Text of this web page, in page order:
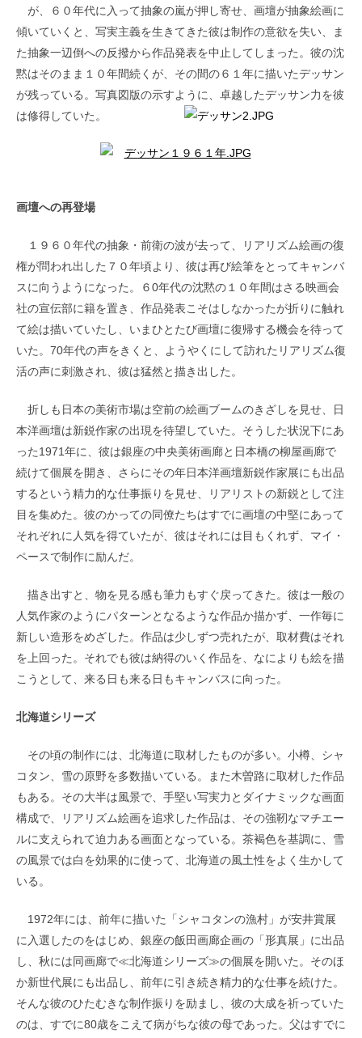
が、６０年代に入って抽象の嵐が押し寄せ、画壇が抽象絵画に
傾いていくと、写実主義を生きてきた彼は制作の意欲を失い、ま
た抽象一辺倒への反撥から作品発表を中止してしまった。彼の沈
黙はそのまま１０年間続くが、その間の６１年に描いたデッサン
が残っている。写真図版の示すように、卓越したデッサン力を彼
は修得していた。
画壇への再登場
１９６０年代の抽象・前衛の波が去って、リアリズム絵画の復
権が問われ出した７０年頃より、彼は再び絵筆をとってキャンバ
スに向うようになった。６0年代の沈黙の１０年間はさる映画会
社の宣伝部に籍を置き、作品発表こそはしなかったが折りに触れ
て絵は描いていたし、いまひとたび画壇に復帰する機会を待って
いた。70年代の声をきくと、ようやくにして訪れたリアリズム復
活の声に刺激され、彼は猛然と描き出した。
折しも日本の美術市場は空前の絵画ブームのきざしを見せ、日
本洋画壇は新鋭作家の出現を待望していた。そうした状況下にあ
った1971年に、彼は銀座の中央美術画廊と日本橋の柳屋画廊で
続けて個展を開き、さらにその年日本洋画壇新鋭作家展にも出品
するという精力的な仕事振りを見せ、リアリストの新鋭として注
目を集めた。彼のかっての同僚たちはすでに画壇の中堅にあって
それぞれに人気を得ていたが、彼はそれには目もくれず、マイ・
ペースで制作に励んだ。
描き出すと、物を見る感も筆力もすぐ戻ってきた。彼は一般の
人気作家のようにパターンとなるような作品か描かず、一作毎に
新しい造形をめざした。作品は少しずつ売れたが、取材費はそれ
を上回った。それでも彼は納得のいく作品を、なによりも絵を描
こうとして、来る日も来る日もキャンバスに向った。
北海道シリーズ
その頃の制作には、北海道に取材したものが多い。小樽、シャ
コタン、雪の原野を多数描いている。また木曽路に取材した作品
もある。その大半は風景で、手堅い写実力とダイナミックな画面
構成で、リアリズム絵画を追求した作品は、その強靭なマチエー
ルに支えられて迫力ある画面となっている。茶褐色を基調に、雪
の風景では白を効果的に使って、北海道の風土性をよく生かして
いる。
1972年には、前年に描いた「シャコタンの漁村」が安井賞展
に入選したのをはじめ、銀座の飯田画廊企画の「形真展」に出品
し、秋には同画廊で≪北海道シリーズ≫の個展を開いた。そのほ
か新世代展にも出品し、前年に引き続き精力的な仕事を続けた。
そんな彼のひたむきな制作振りを励まし、彼の大成を祈っていた
のは、すでに80歳をこえて病がちな彼の母であった。父はすでに